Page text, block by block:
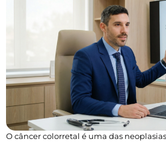
O câncer colorretal é uma das